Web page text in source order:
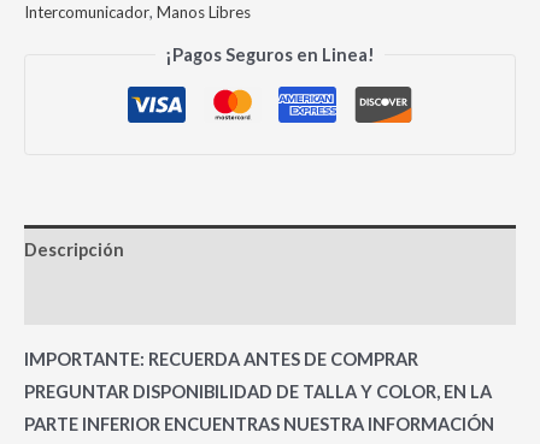
Intercomunicador, Manos Libres
¡Pagos Seguros en Linea!
Descripción
IMPORTANTE: RECUERDA ANTES DE COMPRAR
PREGUNTAR DISPONIBILIDAD DE TALLA Y COLOR, EN LA
PARTE INFERIOR ENCUENTRAS NUESTRA INFORMACIÓN